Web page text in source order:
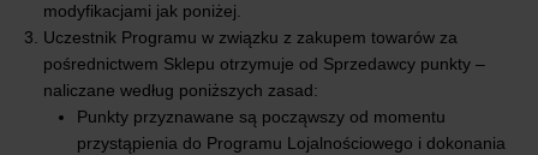
modyfikacjami jak poniżej.
Uczestnik Programu w związku z zakupem towarów za
pośrednictwem Sklepu otrzymuje od Sprzedawcy punkty –
naliczane według poniższych zasad:
Punkty przyznawane są począwszy od momentu
przystąpienia do Programu Lojalnościowego i dokonania